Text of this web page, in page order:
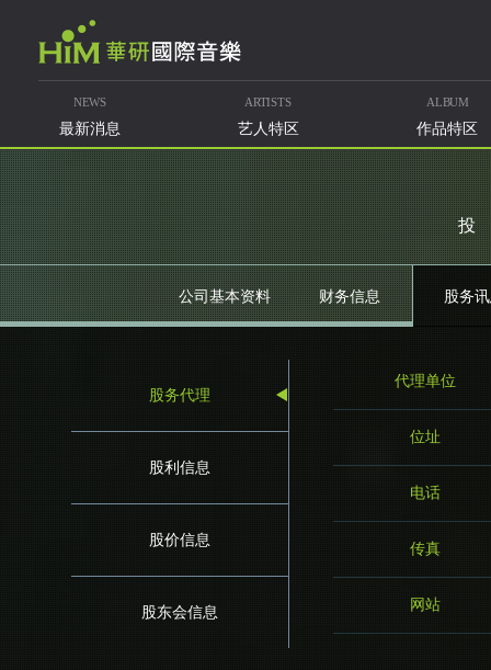
NEWS
最新消息
ARTISTS
艺人特区
ALBUM
作品特区
公司基本资料 财务信息 股务
股务代理
股利信息
股价信息
股东会信息
代理单位
位址
电话
传真
网站